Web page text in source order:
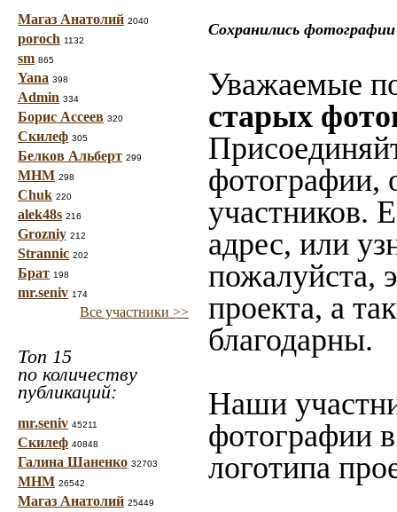
Магаз Анатолий 2040
poroch 1132
sm 865
Yana 398
Admin 334
Борис Ассеев 320
Скилеф 305
Белков Альберт 299
МНМ 298
Chuk 220
alek48s 216
Grozniy 212
Strannic 202
Брат 198
mr.seniv 174
Все участники >>
Топ 15
по количеству
публикаций:
mr.seniv 45211
Скилеф 40848
Галина Шаненко 32703
МНМ 26542
Магаз Анатолий 25449
Сохранились
Уважаемые
старых
фотографии,
участников.
адрес, или
пожалуйста,
проекта, а
благодарны.
Наши
фотографии
логотипа